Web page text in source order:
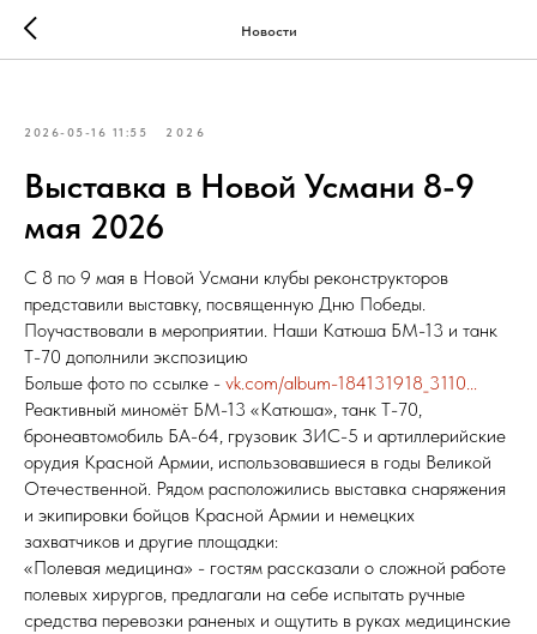
Новости
2026-05-16 11:55 2026
Выставка в Новой Усмани 8-9
мая 2026
С 8 по 9 мая в Новой Усмани клубы реконструкторов
представили выставку, посвященную Дню Победы.
Поучаствовали в мероприятии. Наши Катюша БМ-13 и танк
Т-70 дополнили экспозицию
Больше фото по ссылке - vk.com/album-184131918_3110...
Реактивный миномёт БМ-13 «Катюша», танк Т-70,
бронеавтомобиль БА-64, грузовик ЗИС-5 и артиллерийские
орудия Красной Армии, использовавшиеся в годы Великой
Отечественной. Рядом расположились выставка снаряжения
и экипировки бойцов Красной Армии и немецких
захватчиков и другие площадки:
«Полевая медицина» - гостям рассказали о сложной работе
полевых хирургов, предлагали на себе испытать ручные
средства перевозки раненых и ощутить в руках медицинские